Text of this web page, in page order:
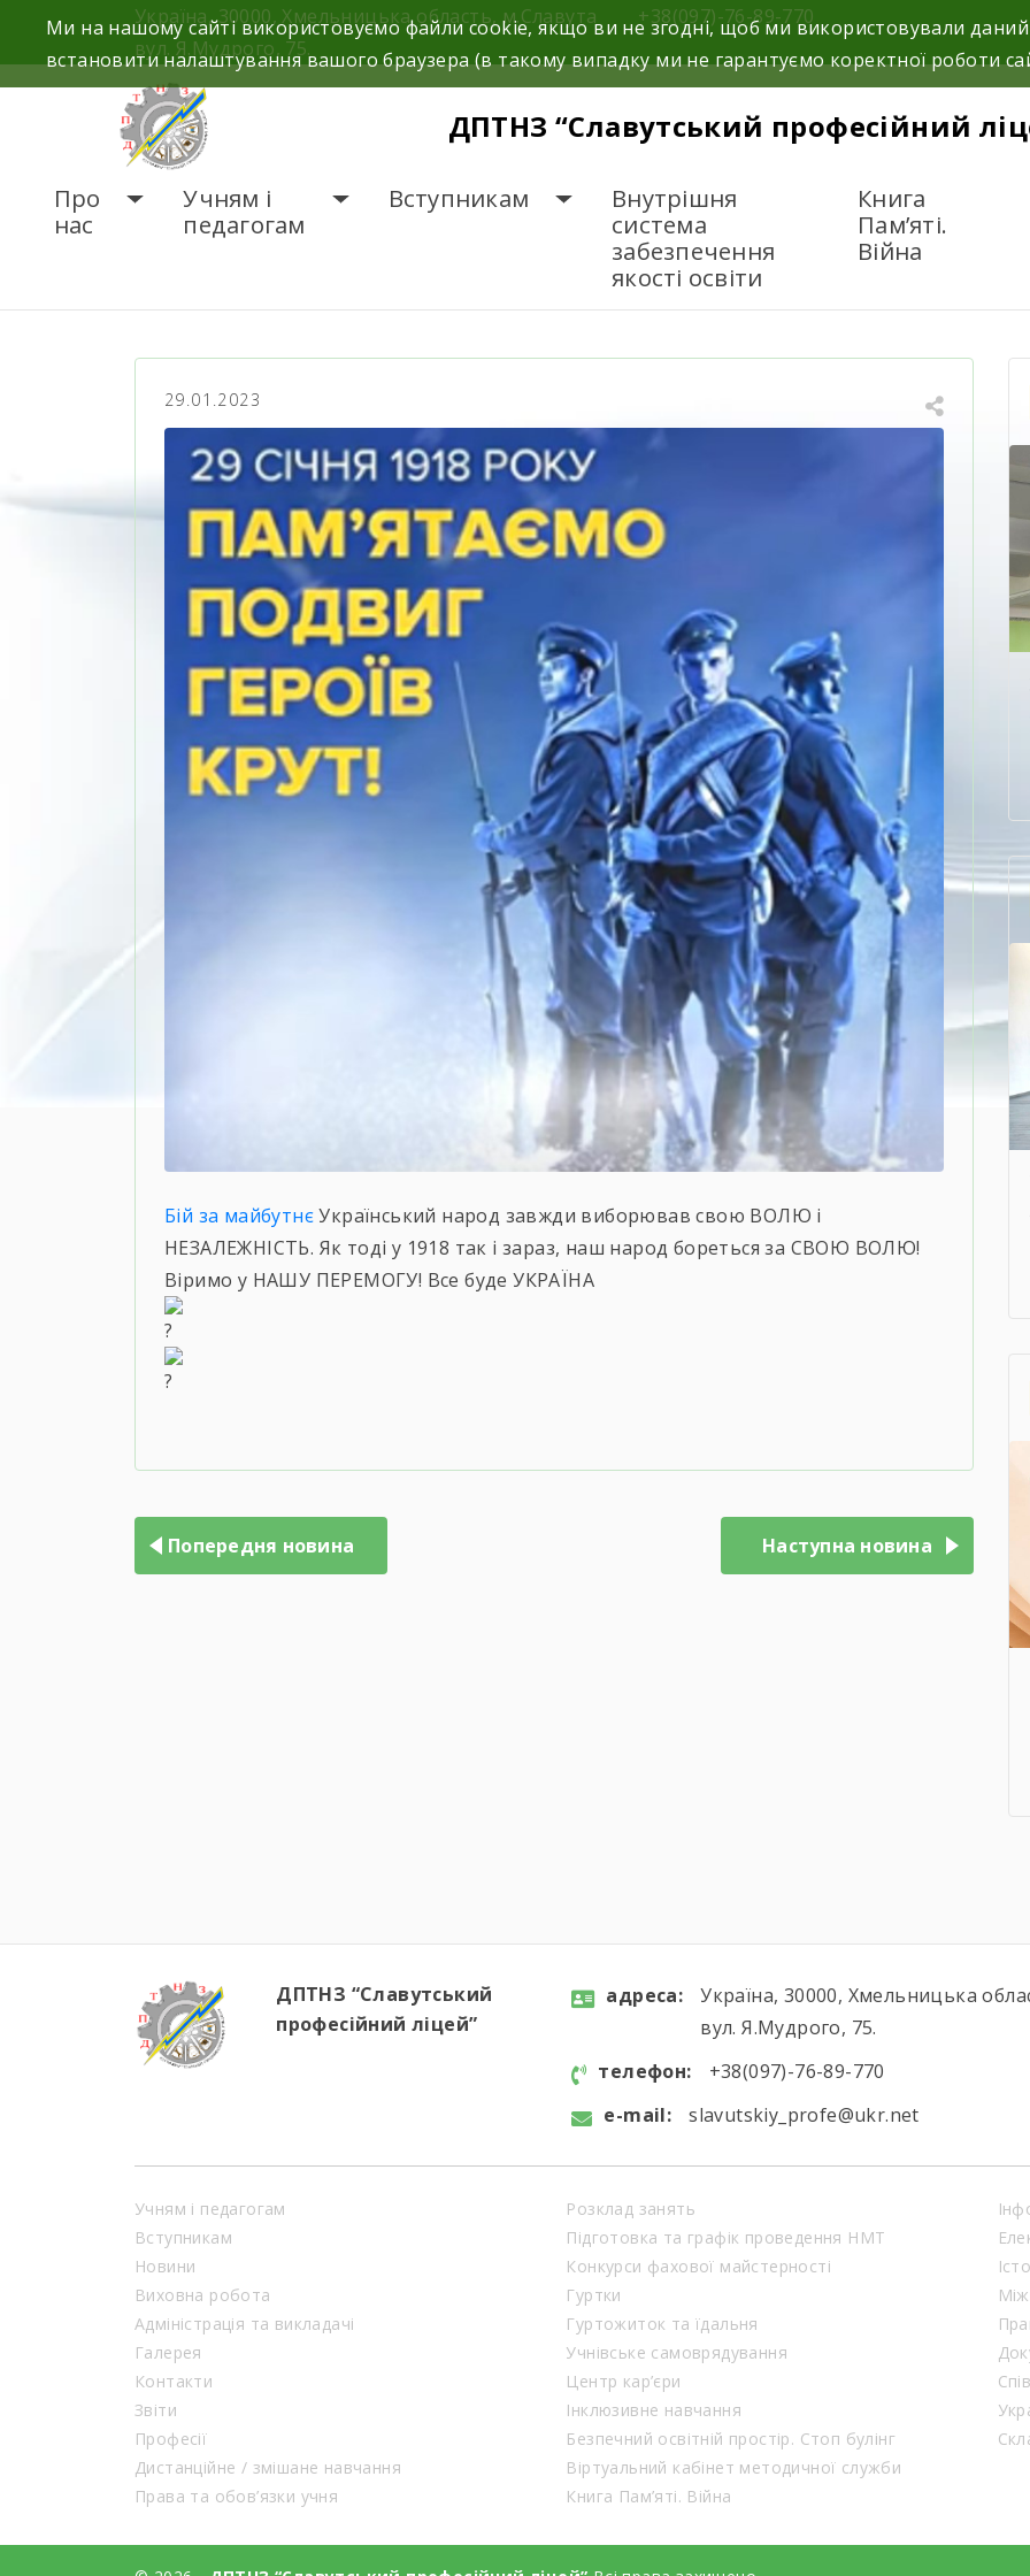
Україна, 30000, Хмельницька область, м.Славута
вул. Я.Мудрого, 75.
+38(097)-76-89-770
ДПТНЗ “Славутський професійний
Про
нас
Учням і
педагогам
Вступникам
Внутрішня
система
забезпечення
якості освіти
Книга
Пам’яті.
Війна
29.01.2023
Бій за майбутнєУкраїнський народ завжди виборював свою ВОЛЮ і
НЕЗАЛЕЖНІСТЬ. Як тоді у 1918 так і зараз, наш народ бореться за СВОЮ ВОЛЮ!
Віримо у НАШУ ПЕРЕМОГУ! Все буде УКРАЇНА
Попередня новина Наступна новина
Ми на нашому сайті використовуємо файли cookie, якщо ви не згодні, щоб ми використовували
встановити налаштування вашого браузера (в такому випадку ми не гарантуємо коректної роботи
ДПТНЗ “Славутський
професійний ліцей”
aдресa:
Україна, 30000, Хмельницька
вул. Я.Мудрого, 75.
телефон:
+38(097)-76-89-770
e-mail:
slavutskiy_profe@ukr.net
Учням і педагогам
Вступникам
Новини
Виховна робота
Адміністрація та викладачі
Галерея
Контакти
Звіти
Професії
Дистанційне / змішане навчання
Права та обов’язки учня
Розклад занять
Підготовка та графік проведення НМТ
Конкурси фахової майстерності
Гуртки
Гуртожиток та їдальня
Учнівське самоврядування
Центр кар’єри
Інклюзивне навчання
Безпечний освітній простір. Стоп булінг
Віртуальний кабінет методичної служби
Книга Пам’яті. Війна